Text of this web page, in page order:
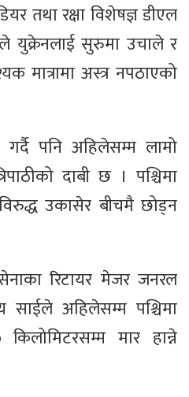
तथा रक्षा विशेषज्ञ डीएल
युक्रेनलाई सुरुमा उचाले र
अस्त्र नपठाएको
पनि अहिलेसम्म लामो
दाबी छ । पश्चिमा
उकासेर बीचमै छोड्न
रिटायर मेजर जनरल
साईले अहिलेसम्म पश्चिमा
मार हान्ने